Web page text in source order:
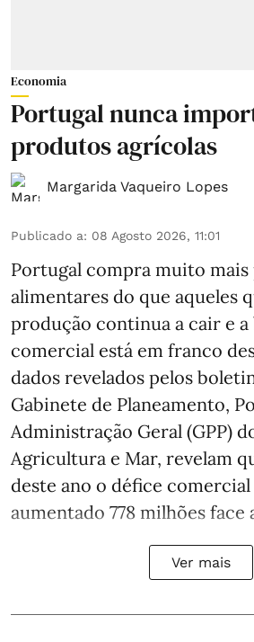
Economia
Portugal nunca
produtos agrícolas
Margarida Vaqueiro Lopes
Publicado a: 08 Agosto 2026, 11:01
Portugal compra muito
alimentares do que aqueles
produção continua a cair e a
comercial está em franco
dados revelados pelos
Gabinete de Planeamento,
Administração Geral (GPP)
Agricultura e Mar, revelam
deste ano o défice
aumentado 778 milhões face
Ver mais